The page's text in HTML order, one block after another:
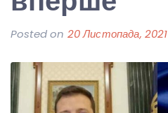
Posted on 20 Листопада, 2021